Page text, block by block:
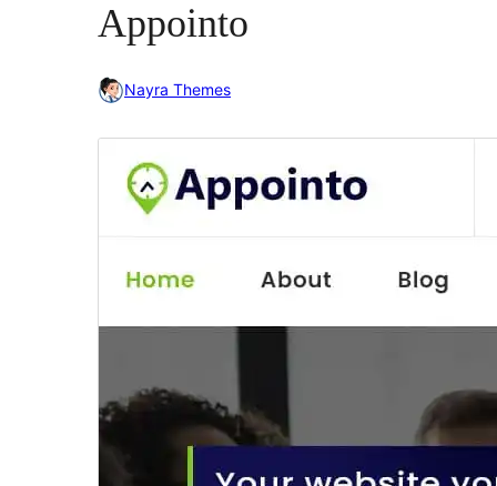
Appointo
Nayra Themes